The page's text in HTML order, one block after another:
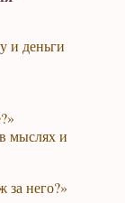
и деньги
мыслях и
него?»